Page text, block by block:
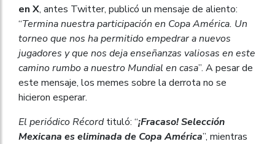
en X, antes Twitter, publicó un mensaje de aliento:
“Termina nuestra participación en Copa América. Un
torneo que nos ha permitido empedrar a nuevos
jugadores y que nos deja enseñanzas valiosas en este
camino rumbo a nuestro Mundial en casa”. A pesar de
este mensaje, los memes sobre la derrota no se
hicieron esperar.
El periódico Récordtituló: “¡Fracaso! Selección
Mexicana es eliminada de Copa América”, mientras